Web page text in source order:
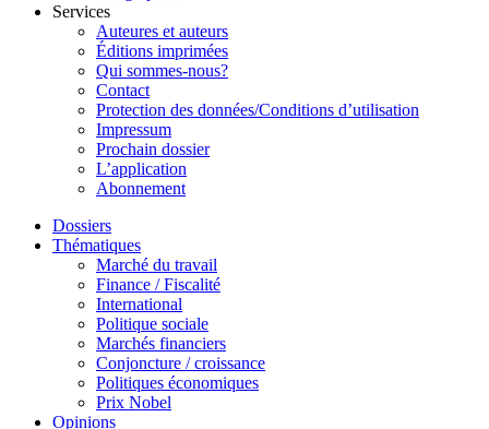
Services
Auteures et auteurs
Éditions imprimées
Qui sommes-nous?
Contact
Protection des données/Conditions d’utilisation
Impressum
Prochain dossier
L’application
Abonnement
Dossiers
Thématiques
Marché du travail
Finance / Fiscalité
International
Politique sociale
Marchés financiers
Conjoncture / croissance
Politiques économiques
Prix Nobel
Opinions